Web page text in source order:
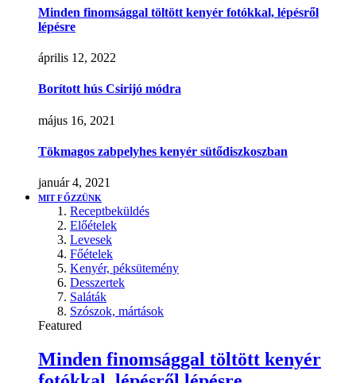
Minden finomsággal töltött kenyér fotókkal, lépésről
lépésre
április 12, 2022
Borított hús Csirijó módra
május 16, 2021
Tökmagos zabpelyhes kenyér sütődiszkoszban
január 4, 2021
MIT FŐZZÜNK
Receptbeküldés
Előételek
Levesek
Főételek
Kenyér, péksütemény
Desszertek
Saláták
Szószok, mártások
Featured
Minden finomsággal töltött kenyér